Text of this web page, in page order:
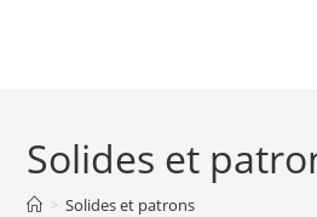
Solides et
> Solides et patrons